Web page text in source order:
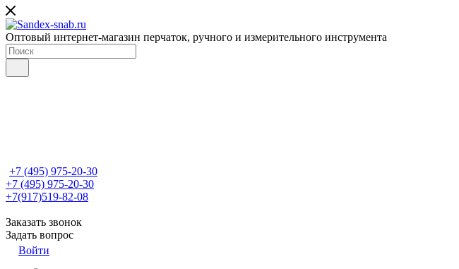
Оптовый интернет-магазин перчаток, ручного и измерительного инструмента
+7 (495) 975-20-30
+7 (495) 975-20-30
+7(917)519-82-08
Заказать звонок
Задать вопрос
Войти